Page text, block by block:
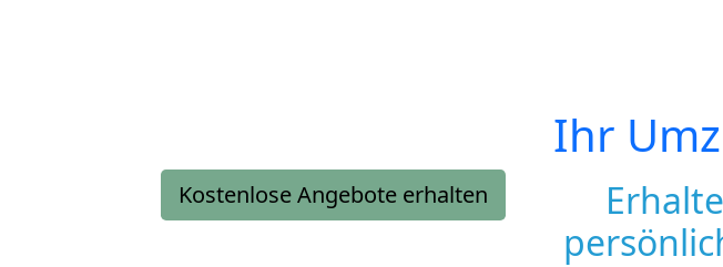
Kostenlose Angebote erhalten
Ihr